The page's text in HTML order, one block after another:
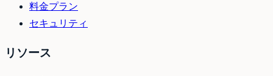
料金プラン
セキュリティ
リソース